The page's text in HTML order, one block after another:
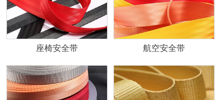
座椅安全带 航空安全带